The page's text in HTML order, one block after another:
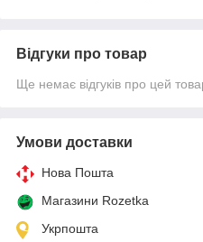
Відгуки про товар
Ще немає відгуків про цей
Умови доставки
Нова Пошта
Магазини Rozetka
Укрпошта